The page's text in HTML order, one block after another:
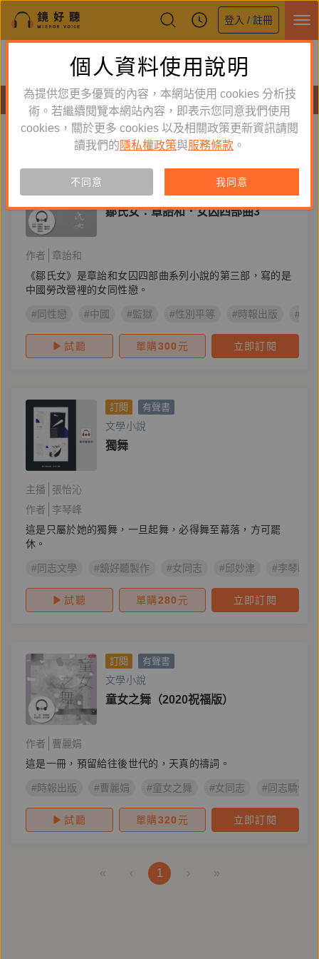
登入 / 註冊
鏡好聽全新APP上線
體驗全面升級，即刻下載
有聲書
女同志 新到舊 舊到新
有聲書
鄒氏女：章詒和．女囚四部曲3
作者
章詒和
《鄒氏女》是章詒和女囚四部曲系列小說的第三部，寫的是
中國勞改營裡的女同性戀。
#同性戀 #中國 #監獄 #性別平等 #時報出版 #女
試聽 單購300 元 立即訂閱
訂閱 有聲書
文學小說
獨舞
主播
張怡沁
作者
李琴峰
這是只屬於她的獨舞，一旦起舞，必得舞至幕落，方可罷
休。
#同志文學 #鏡好聽製作 #女同志 #邱妙津 #李琴峰
試聽 單購280 元 立即訂閱
訂閱 有聲書
文學小說
童女之舞（2020祝福版）
作者
曹麗娟
這是一冊，預留給往後世代的，天真的禱詞。
#時報出版 #曹麗娟 #童女之舞 #女同志 #同志驕傲月
試聽 單購320 元 立即訂閱
« ‹ 1 › »
個人資料使用說明
為提供您更多優質的內容，本網站使用 cookies 分析技
術。若繼續閱覽本網站內容，即表示您同意我們使用
cookies，關於更多 cookies 以及相關政策更新資訊請閱
讀我們的 隱私權政策與服務條款 。
不同意 我同意